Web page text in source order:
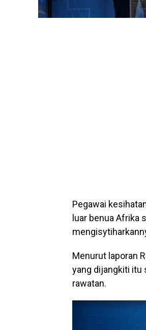
Pegawai
luar benua Afrika
Menurut laporan
yang dijangkiti itu
rawatan.